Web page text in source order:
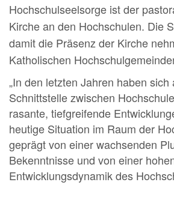
Hochschulseelsorge ist der
Kirche an den Hochschulen. Die
damit die Präsenz der Kirche
Katholischen
„In den letzten Jahren haben sich
Schnittstelle zwischen
rasante, tiefgreifende
heutige Situation im Raum der
geprägt von einer wachsenden
Bekenntnisse und von einer
Entwicklungsdynamik des